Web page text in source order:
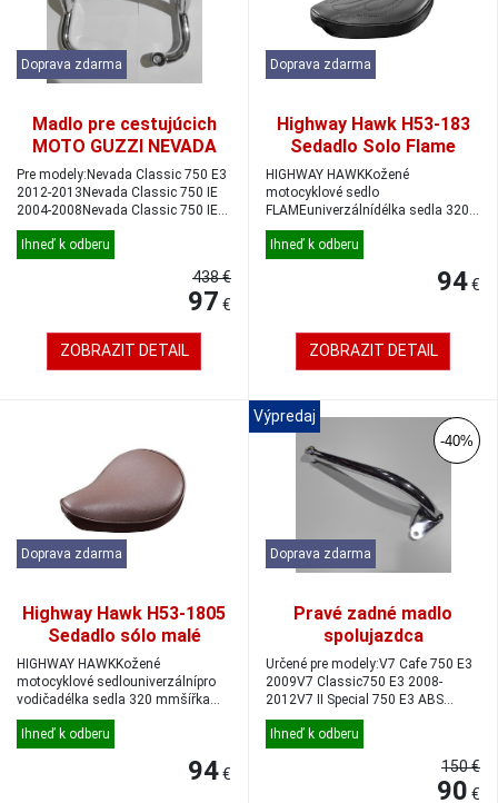
Doprava zdarma
Madlo pre cestujúcich
MOTO GUZZI NEVADA
Pre modely:Nevada Classic 750 E3
2012-2013Nevada Classic 750 IE
2004-2008Nevada Classic 750 IE
E3 20...
Ihneď k odberu
438 €
97 €
ZOBRAZIT DETAIL
Doprava zdarma
Highway Hawk H53-183
Sedadlo Solo Flame
Small 320x245mm
HIGHWAY HAWKKožené
motocyklové sedlo
FLAMEuniverzálnídélka sedla 320
mmšířka sedla 245 mmpro jedno
s...Ihneď k odberu
94€
ZOBRAZIT DETAIL
Doprava zdarma
Highway Hawk H53-1805
Sedadlo sólo malé
320x245mm hnedé
HIGHWAY HAWKKožené
motocyklové sedlouniverzálnípro
vodičadélka sedla 320 mmšířka
sedla 245 mmpre jed...
Ihneď k odberu
94€
Výpredaj
-40%
Doprava zdarma
Pravé zadné madlo
spolujazdca
Určené pre modely:V7 Cafe 750 E3
2009V7 Classic750 E3 2008-
2012V7 II Special 750 E3 ABS
2015-2016V7 ...
Ihneď k odberu
150 €
90 €